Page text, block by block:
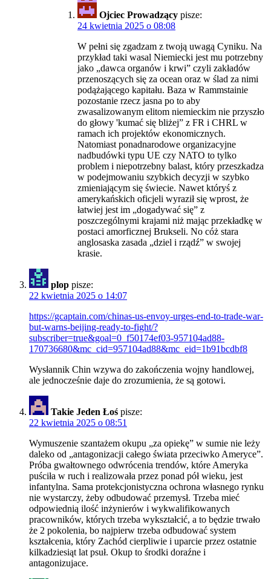
Ojciec Prowadzący pisze:
24 kwietnia 2025 o 08:08
W pełni się zgadzam z twoją uwagą Cyniku. Na
przykład taki wasal Niemiecki jest mu potrzebny
jako „dawca organów i krwi” czyli zakładów
przenoszących się za ocean oraz w ślad za nimi
podążającego kapitału. Baza w Rammstainie
pozostanie rzecz jasna po to aby
zwasalizowanym elitom niemieckim nie przyszło
do głowy 'kumać się bliżej” z FR i CHRL w
ramach ich projektów ekonomicznych.
Natomiast ponadnarodowe organizacyjne
nadbudówki typu UE czy NATO to tylko
problem i niepotrzebny balast, który przeszkadza
w podejmowaniu szybkich decyzji w szybko
zmieniającym się świecie. Nawet któryś z
amerykańskich oficjeli wyraził się wprost, że
łatwiej jest im „dogadywać się” z
poszczególnymi krajami niż mając przekładkę w
postaci amorficznej Brukseli. No cóż stara
anglosaska zasada „dziel i rządź” w swojej
krasie.
plop pisze:
22 kwietnia 2025 o 14:07
https://gcaptain.com/chinas-us-envoy-urges-end-to-trade-war-
but-warns-beijing-ready-to-fight/?
subscriber=true&goal=0_f50174ef03-957104ad88-
170736680&mc_cid=957104ad88&mc_eid=1b91bcdbf8
Wysłannik Chin wzywa do zakończenia wojny handlowej,
ale jednocześnie daje do zrozumienia, że są gotowi.
Takie Jeden Łoś pisze:
22 kwietnia 2025 o 08:51
Wymuszenie szantażem okupu „za opiekę” w sumie nie leży
daleko od „antagonizacji całego świata przeciwko Ameryce”.
Próba gwałtownego odwrócenia trendów, które Ameryka
puściła w ruch i realizowała przez ponad pół wieku, jest
infantylna. Sama protekcjonistyczna ochrona własnego rynku
nie wystarczy, żeby odbudować przemysł. Trzeba mieć
odpowiednią ilość inżynierów i wykwalifikowanych
pracowników, których trzeba wykształcić, a to będzie trwało
że 2 pokolenia, bo najpierw trzeba odbudować system
kształcenia, który Zachód cierpliwie i uparcie przez ostatnie
kilkadziesiąt lat psuł. Okup to środki doraźne i
antagonizujace.